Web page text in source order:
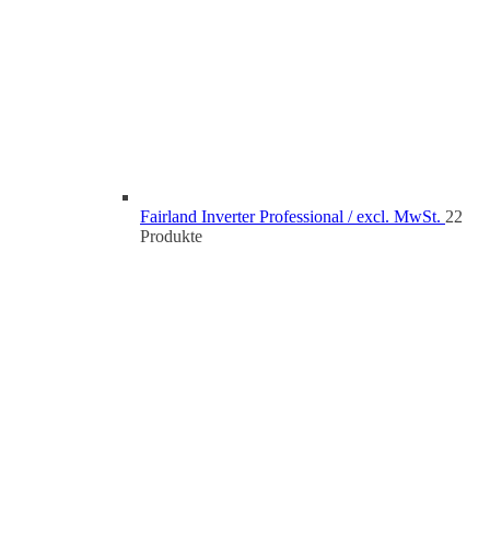
Fairland Inverter Professional / excl. MwSt. 22
Produkte